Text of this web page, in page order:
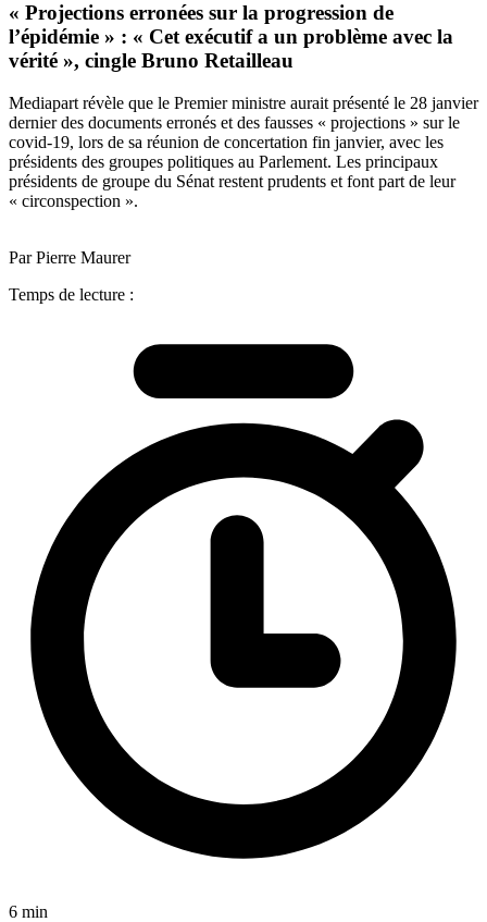
« Projections erronées sur la progression de
l’épidémie » : « Cet exécutif a un problème avec la
vérité », cingle Bruno Retailleau
Mediapart révèle que le Premier ministre aurait présenté le 28 janvier
dernier des documents erronés et des fausses « projections » sur le
covid-19, lors de sa réunion de concertation fin janvier, avec les
présidents des groupes politiques au Parlement. Les principaux
présidents de groupe du Sénat restent prudents et font part de leur
« circonspection ».
Par Pierre Maurer
Temps de lecture :
6 min